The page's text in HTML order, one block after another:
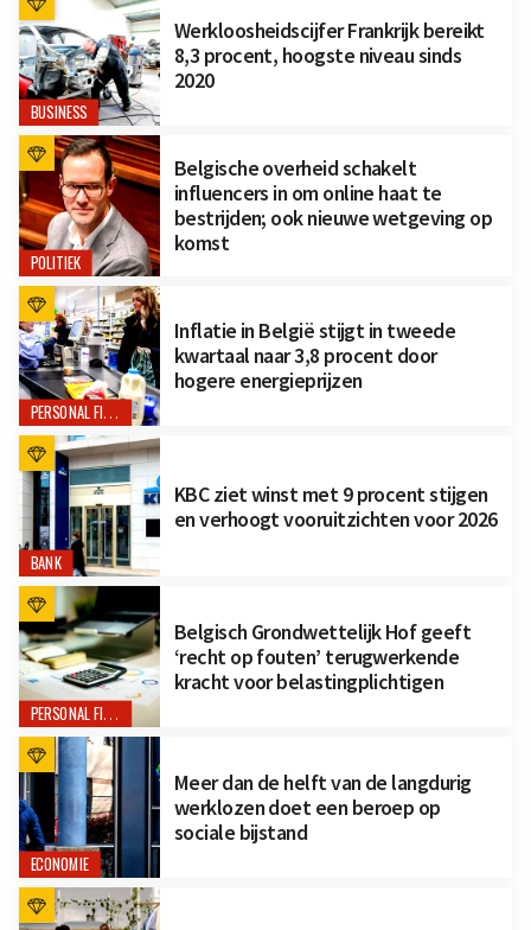
BUSINESS
Werkloosheidscijfer Frankrijk bereikt
8,3 procent, hoogste niveau sinds
2020
POLITIEK
Belgische overheid schakelt
influencers in om online haat te
bestrijden; ook nieuwe wetgeving op
komst
PERSONAL FINANCE
Inflatie in België stijgt in tweede
kwartaal naar 3,8 procent door
hogere energieprijzen
BANK
KBC ziet winst met 9 procent stijgen
en verhoogt vooruitzichten voor 2026
PERSONAL FINANCE
Belgisch Grondwettelijk Hof geeft
‘recht op fouten’ terugwerkende
kracht voor belastingplichtigen
ECONOMIE
Meer dan de helft van de langdurig
werklozen doet een beroep op
sociale bijstand